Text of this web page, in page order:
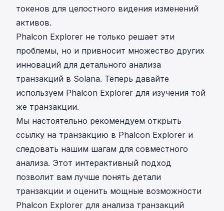
токенов для целостного видения изменений
активов.
Phalcon Explorer не только решает эти
проблемы, но и привносит множество других
инноваций для детального анализа
транзакций в Solana. Теперь давайте
используем Phalcon Explorer для изучения той
же транзакции.
Мы настоятельно рекомендуем открыть
ссылку на транзакцию в Phalcon Explorer и
следовать нашим шагам для совместного
анализа. Этот интерактивный подход
позволит вам лучше понять детали
транзакции и оценить мощные возможности
Phalcon Explorer для анализа транзакций